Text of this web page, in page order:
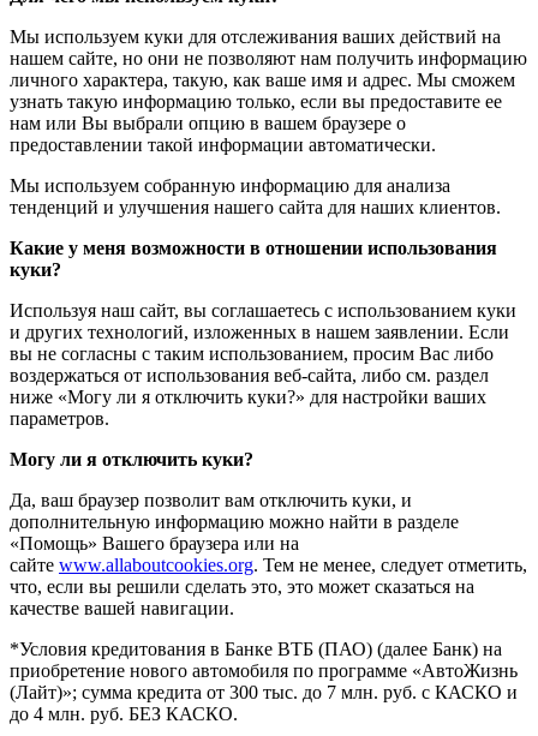
Мы используем куки для отслеживания ваших действий на
нашем сайте, но они не позволяют нам получить информацию
личного характера, такую, как ваше имя и адрес. Мы сможем
узнать такую информацию только, если вы предоставите ее
нам или Вы выбрали опцию в вашем браузере о
предоставлении такой информации автоматически.
Мы используем собранную информацию для анализа
тенденций и улучшения нашего сайта для наших клиентов.
Какие у меня возможности в отношении использования
куки?
Используя наш сайт, вы соглашаетесь с использованием куки
и других технологий, изложенных в нашем заявлении. Если
вы не согласны с таким использованием, просим Вас либо
воздержаться от использования веб-сайта, либо см. раздел
ниже «Могу ли я отключить куки?» для настройки ваших
параметров.
Могу ли я отключить куки?
Да, ваш браузер позволит вам отключить куки, и
дополнительную информацию можно найти в разделе
«Помощь» Вашего браузера или на
сайте www.allaboutcookies.org. Тем не менее, следует отметить,
что, если вы решили сделать это, это может сказаться на
качестве вашей навигации.
*Условия кредитования в Банке ВТБ (ПАО) (далее Банк) на
приобретение нового автомобиля по программе «АвтоЖизнь
(Лайт)»; сумма кредита от 300 тыс. до 7 млн. руб. с КАСКО и
до 4 млн. руб. БЕЗ КАСКО.